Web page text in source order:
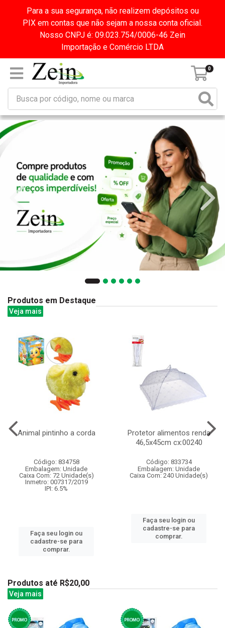
Para a sua segurança, não realizem depósitos ou
PIX em contas que não sejam a nossa conta oficial.
Nosso CNPJ é: 09.023.754/0006-46 Zein
Importação e Comércio LTDA
0
Produtos em Destaque
Veja mais
Animal pintinho a corda
Código: 834758
Embalagem: Unidade
Caixa Com: 72 Unidade(s)
Inmetro: 007317/2019
IPI: 6.5%
Faça seu login ou
cadastre-se para
comprar.
Protetor alimentos renda
46,5x45cm cx:00240
Código: 833734
Embalagem: Unidade
Caixa Com: 240 Unidade(s)
Faça seu login ou
cadastre-se para
comprar.
Produtos até R$20,00
Veja mais